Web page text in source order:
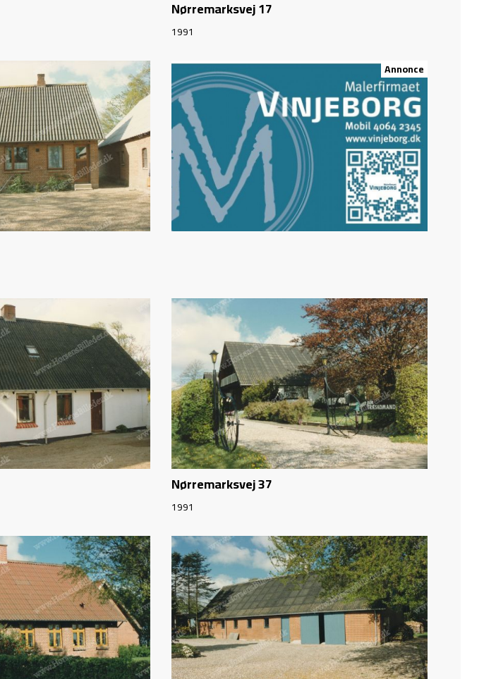
Nørremarksvej 17
1991
Annonce
Nørremarksvej 37
1991